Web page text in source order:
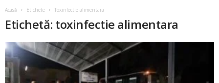
Acasă Etichete Toxinfectie alimentara
Etichetă: toxinfectie alimentara